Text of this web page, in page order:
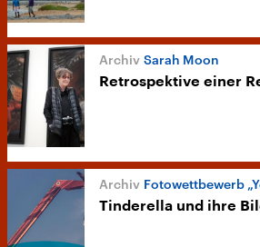
Sarah Moon
Retrospektive einer
Fotowettbewerb
Tinderella und ihre